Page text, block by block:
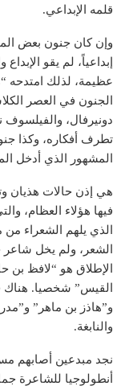
قلمه الإبداعي.
وإن كان جنون بعض
إبداعياً، لم يقو
عظيمة، لذلك امتدحه
الجنون في العصر
دونيرفال،
تطرف أفكاره، وكذا
المشهور الذي أدخل
هي إذن حالات هذيان
فيها هؤلاء العظام،
الذي يلهم الشعراء
الشعر، ولم يخل
الإطلاق هو “لافظ بن
القيس” شخصيا. هناك
و”هاذز بن ماهر”
والنابغة.
نجد مبدعين أصابهم
أنطولوجيا للشاعرة